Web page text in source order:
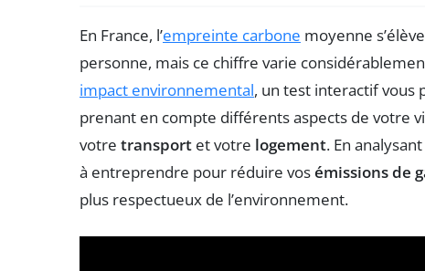
En France, l’empreinte carbone moyenne
personne, mais ce chiffre varie
impact environnemental, un test interactif vous
prenant en compte différents aspects de votre
votre transport et votre logement. En
à entreprendre pour réduire vosémissions de
plus respectueux de l’environnement.